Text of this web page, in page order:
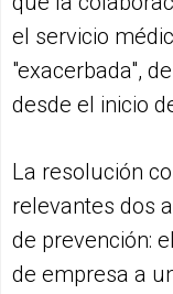
el servicio
"exacerbada",
desde el inicio
La resolución
relevantes dos
de prevención:
de empresa a